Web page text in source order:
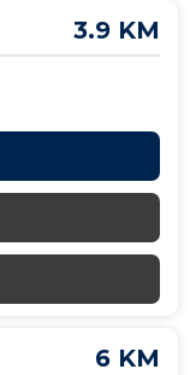
3.9 KM
6 KM